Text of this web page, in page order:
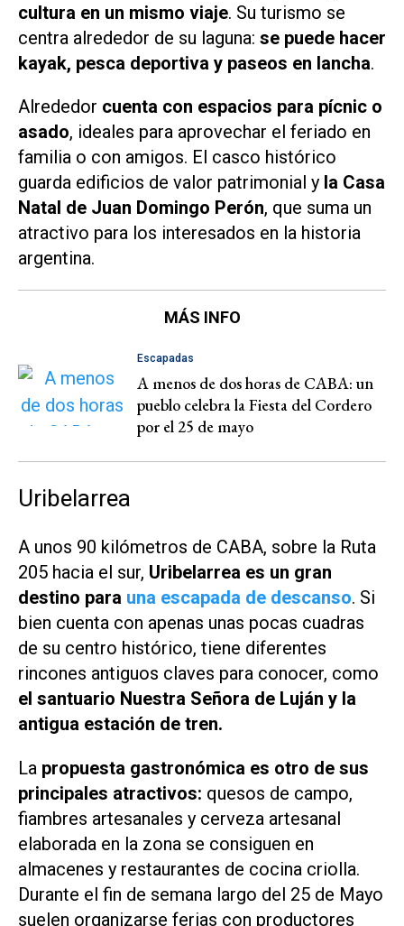
cultura en un mismo viaje. Su turismo se
centra alrededor de su laguna: se puede hacer
kayak, pesca deportiva y paseos en lancha.
Alrededor cuenta con espacios para pícnic o
asado, ideales para aprovechar el feriado en
familia o con amigos. El casco histórico
guarda edificios de valor patrimonial y la Casa
Natal de Juan Domingo Perón, que suma un
atractivo para los interesados en la historia
argentina.
MÁS INFO
Escapadas
A menos de dos horas de CABA: un
pueblo celebra la Fiesta del Cordero
por el 25 de mayo
Uribelarrea
A unos 90 kilómetros de CABA, sobre la Ruta
205 hacia el sur, Uribelarrea es un gran
destino para una escapada de descanso. Si
bien cuenta con apenas unas pocas cuadras
de su centro histórico, tiene diferentes
rincones antiguos claves para conocer, como
el santuario Nuestra Señora de Luján y la
antigua estación de tren.
La propuesta gastronómica es otro de sus
principales atractivos: quesos de campo,
fiambres artesanales y cerveza artesanal
elaborada en la zona se consiguen en
almacenes y restaurantes de cocina criolla.
Durante el fin de semana largo del 25 de Mayo
suelen organizarse ferias con productores